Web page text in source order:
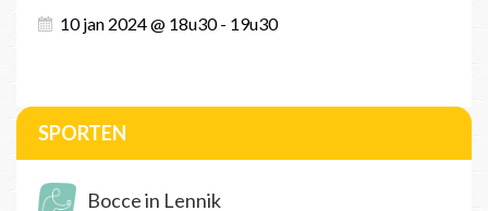
10 jan 2024 @ 18u30 - 19u30
SPORTEN
Bocce in Lennik